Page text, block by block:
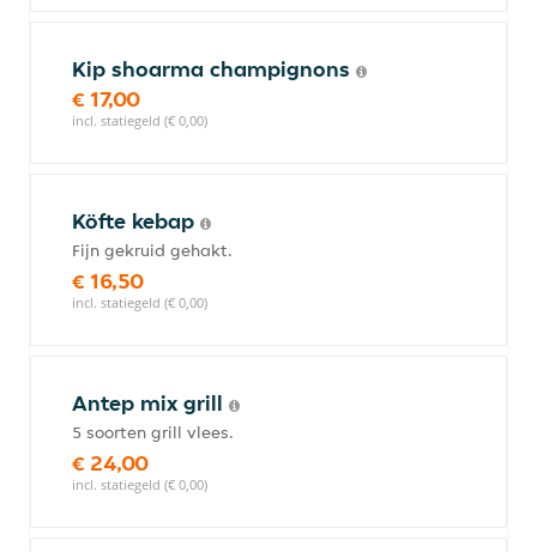
Kip shoarma champignons
€ 17,00
incl. statiegeld (€ 0,00)
Köfte kebap
Fijn gekruid gehakt.
€ 16,50
incl. statiegeld (€ 0,00)
Antep mix grill
5 soorten grill vlees.
€ 24,00
incl. statiegeld (€ 0,00)